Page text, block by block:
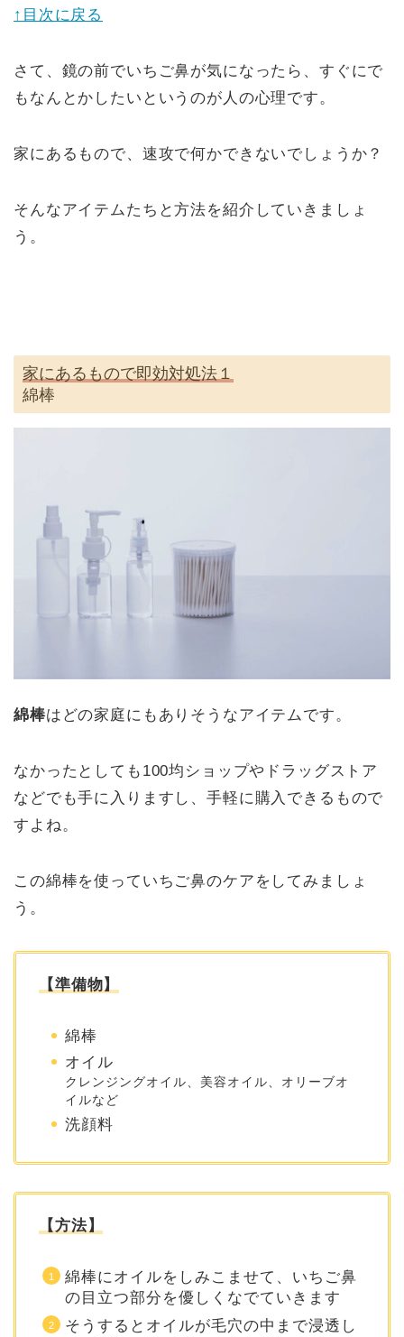
↑目次に戻る
さて、鏡の前でいちご鼻が気になったら、すぐにで
もなんとかしたいというのが人の心理です。
家にあるもので、速攻で何かできないでしょうか？
そんなアイテムたちと方法を紹介していきましょ
う。
家にあるもので即効対処法１
綿棒
綿棒はどの家庭にもありそうなアイテムです。
なかったとしても100均ショップやドラッグストア
などでも手に入りますし、手軽に購入できるもので
すよね。
この綿棒を使っていちご鼻のケアをしてみましょ
う。
【準備物】
綿棒
オイル
クレンジングオイル、美容オイル、オリーブオ
イルなど
洗顔料
【方法】
綿棒にオイルをしみこませて、いちご鼻
の目立つ部分を優しくなでていきます
そうするとオイルが毛穴の中まで浸透し